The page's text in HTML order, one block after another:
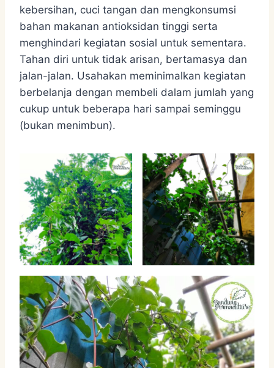
kebersihan, cuci tangan dan mengkonsumsi
bahan makanan antioksidan tinggi serta
menghindari kegiatan sosial untuk sementara.
Tahan diri untuk tidak arisan, bertamasya dan
jalan-jalan. Usahakan meminimalkan kegiatan
berbelanja dengan membeli dalam jumlah yang
cukup untuk beberapa hari sampai seminggu
(bukan menimbun).